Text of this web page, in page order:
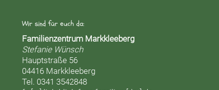
Wir sind für euch da:
Familienzentrum Markkleeberg
Stefanie Wünsch
Hauptstraße 56
04416 Markkleeberg
Tel. 0341 3542848